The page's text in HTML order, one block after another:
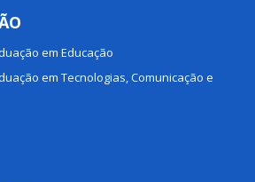
em Educação
em Tecnologias, Comunicação e